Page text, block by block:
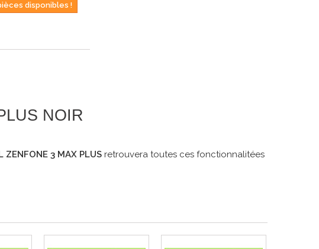
disponibles !
NOIR
ZENFONE 3 MAX PLUS retrouvera toutes ces fonctionnalitées